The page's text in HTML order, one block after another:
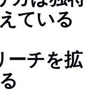
ている
ーチを拡